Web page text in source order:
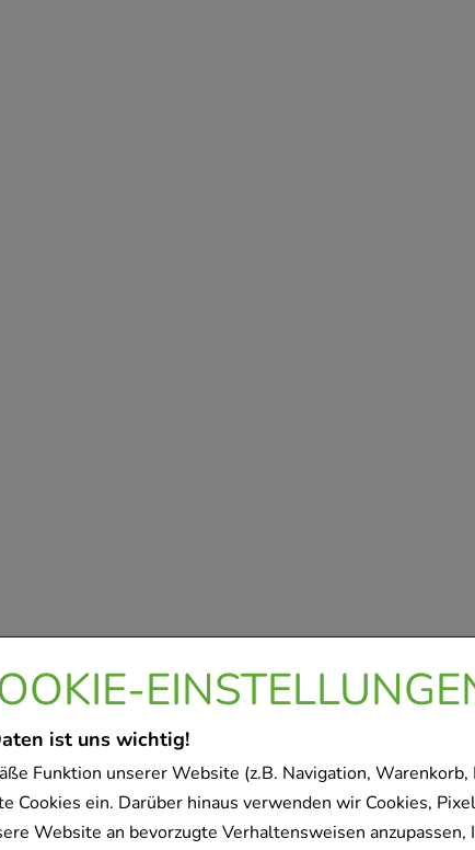
ist uns wichtig!
Funktion unserer Website (z.B. Navigation, Warenkorb,
Cookies ein. Darüber hinaus verwenden wir Cookies,
Website an bevorzugte Verhaltensweisen anzupassen,